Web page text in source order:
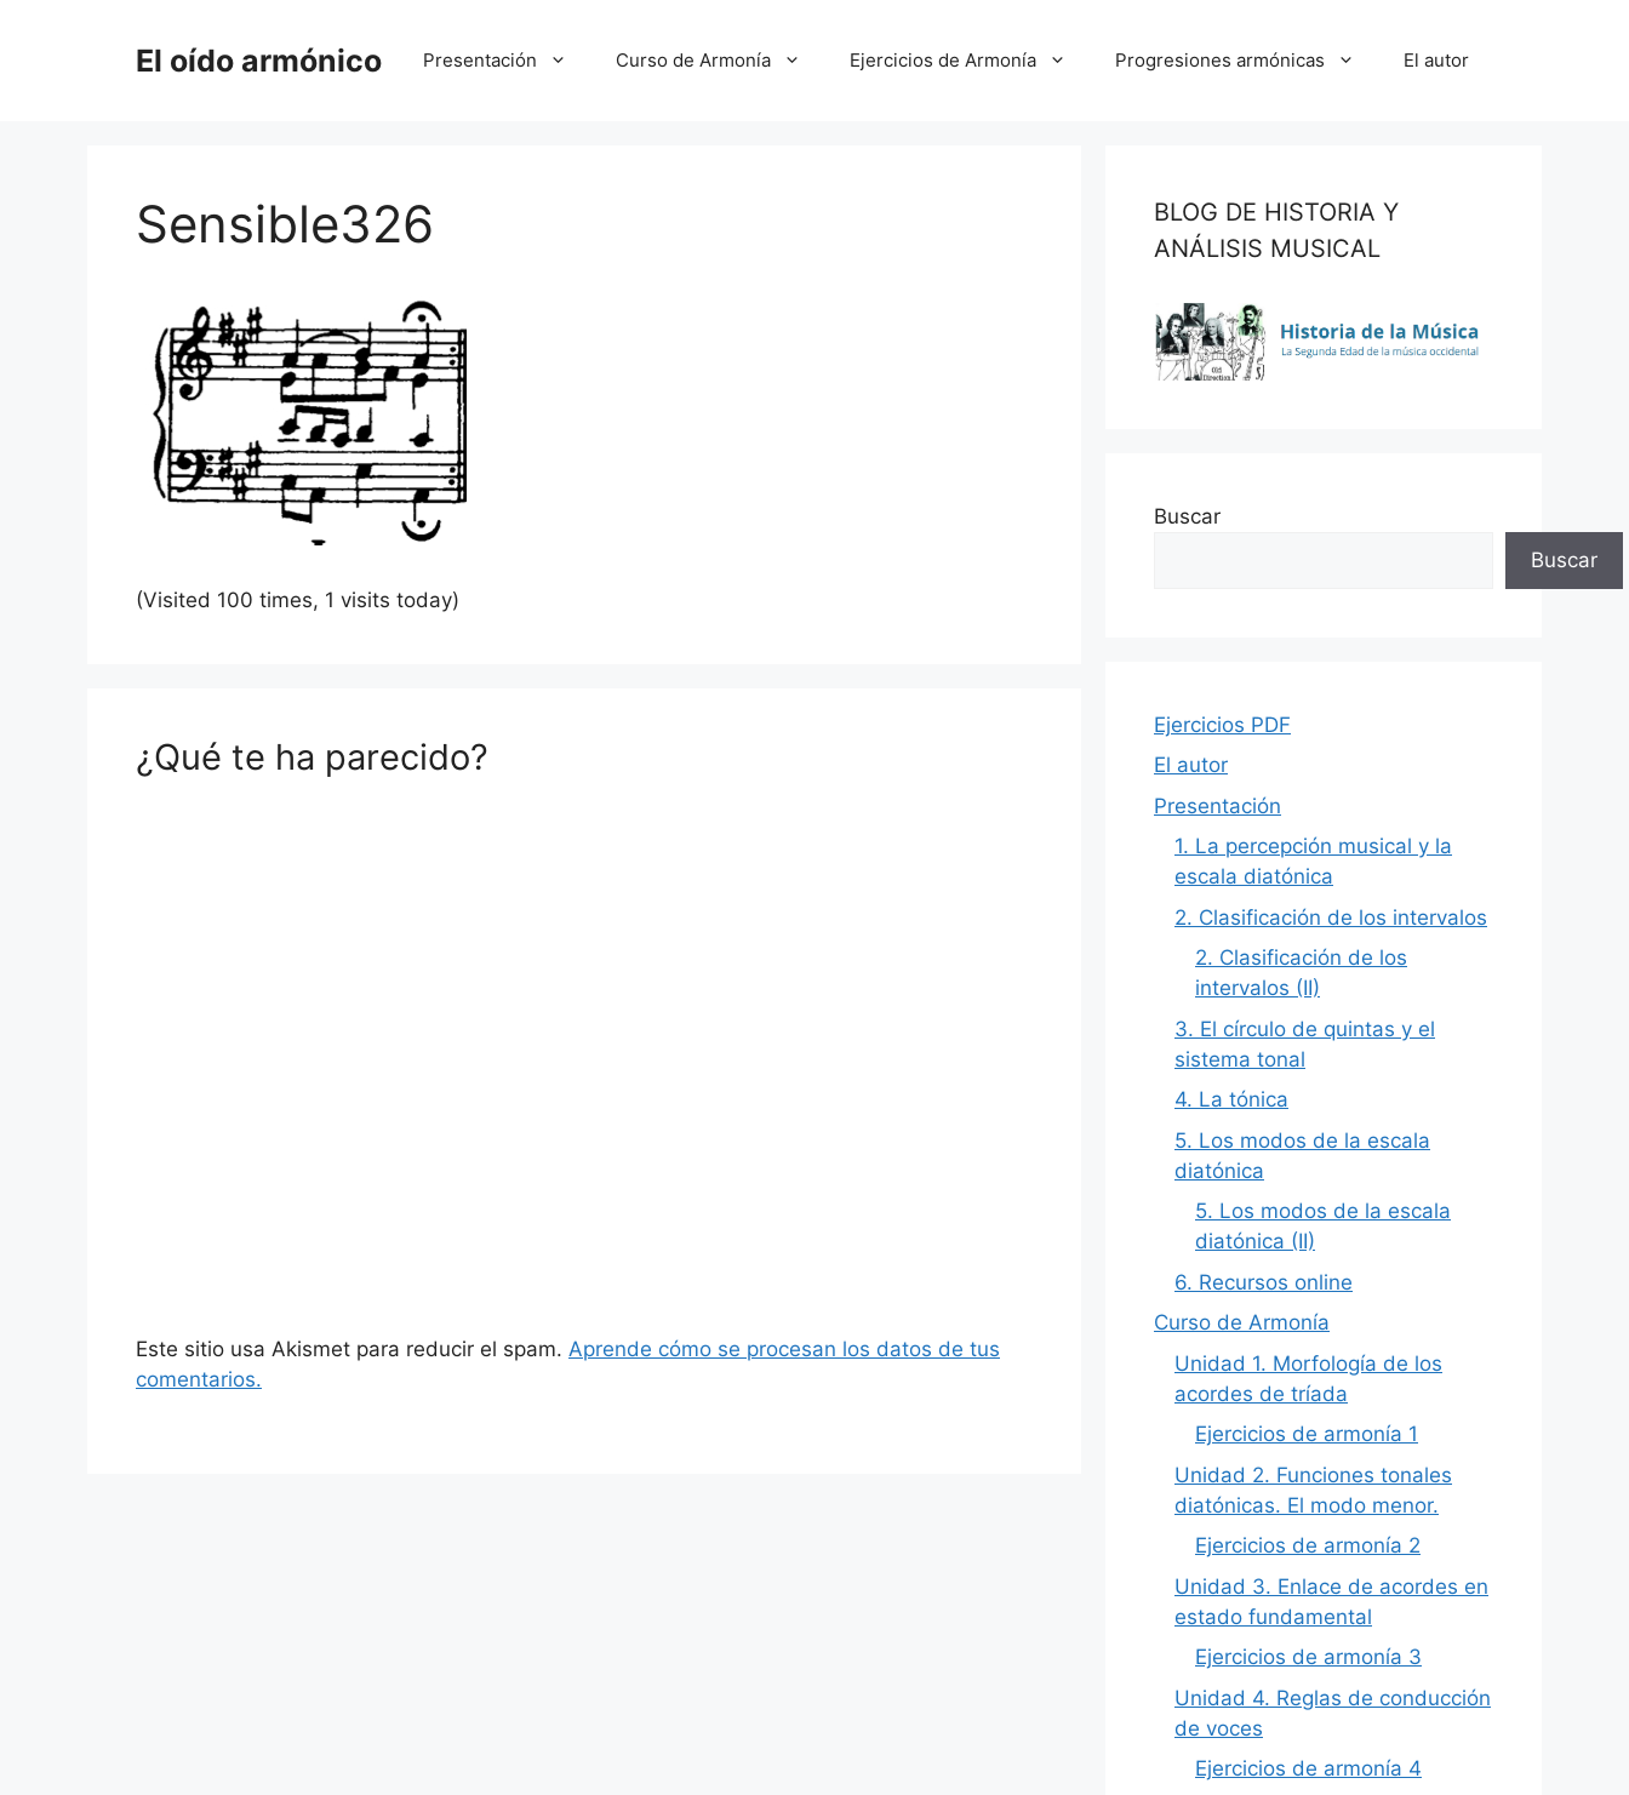
El oído armónico Presentación Curso de Armonía Ejercicios de Armonía Progresiones armónicas El autor
Sensible326
(Visited 100 times, 1 visits today)
¿Qué te ha parecido?
Este sitio usa Akismet para reducir el spam. Aprende cómo se procesan los datos de tus
comentarios.
BLOG DE HISTORIA Y
ANÁLISIS MUSICAL
Buscar
Buscar
Ejercicios PDF
El autor
Presentación
1. La percepción musical y la
escala diatónica
2. Clasificación de los intervalos
2. Clasificación de los
intervalos (II)
3. El círculo de quintas y el
sistema tonal
4. La tónica
5. Los modos de la escala
diatónica
5. Los modos de la escala
diatónica (II)
6. Recursos online
Curso de Armonía
Unidad 1. Morfología de los
acordes de tríada
Ejercicios de armonía 1
Unidad 2. Funciones tonales
diatónicas. El modo menor.
Ejercicios de armonía 2
Unidad 3. Enlace de acordes en
estado fundamental
Ejercicios de armonía 3
Unidad 4. Reglas de conducción
de voces
Ejercicios de armonía 4